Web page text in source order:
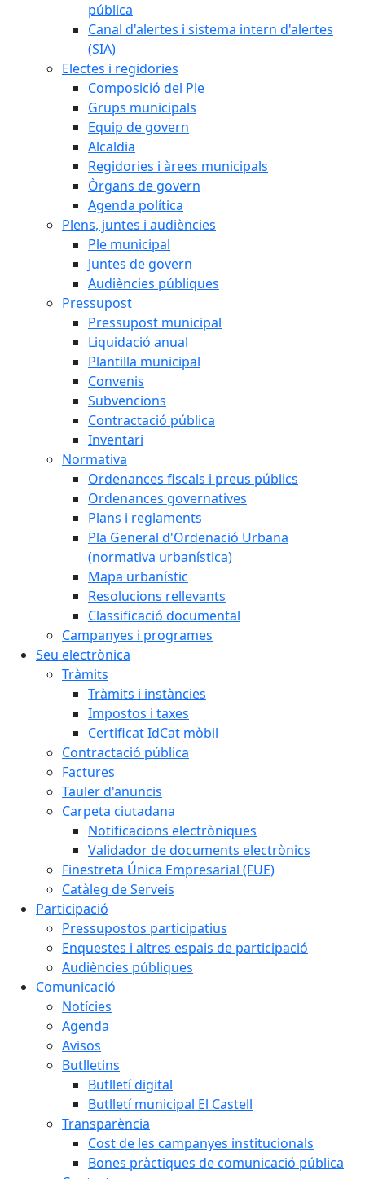
pública
Canal d'alertes i sistema intern d'alertes
(SIA)
Electes i regidories
Composició del Ple
Grups municipals
Equip de govern
Alcaldia
Regidories i àrees municipals
Òrgans de govern
Agenda política
Plens, juntes i audiències
Ple municipal
Juntes de govern
Audiències públiques
Pressupost
Pressupost municipal
Liquidació anual
Plantilla municipal
Convenis
Subvencions
Contractació pública
Inventari
Normativa
Ordenances fiscals i preus públics
Ordenances governatives
Plans i reglaments
Pla General d'Ordenació Urbana
(normativa urbanística)
Mapa urbanístic
Resolucions rellevants
Classificació documental
Campanyes i programes
Seu electrònica
Tràmits
Tràmits i instàncies
Impostos i taxes
Certificat IdCat mòbil
Contractació pública
Factures
Tauler d'anuncis
Carpeta ciutadana
Notificacions electròniques
Validador de documents electrònics
Finestreta Única Empresarial (FUE)
Catàleg de Serveis
Participació
Pressupostos participatius
Enquestes i altres espais de participació
Audiències públiques
Comunicació
Notícies
Agenda
Avisos
Butlletins
Butlletí digital
Butlletí municipal El Castell
Transparència
Cost de les campanyes institucionals
Bones pràctiques de comunicació pública